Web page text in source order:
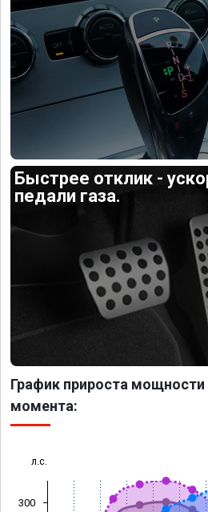
Быстрее отклик -
педали газа.
График прироста мощности
момента:
л.с.
300